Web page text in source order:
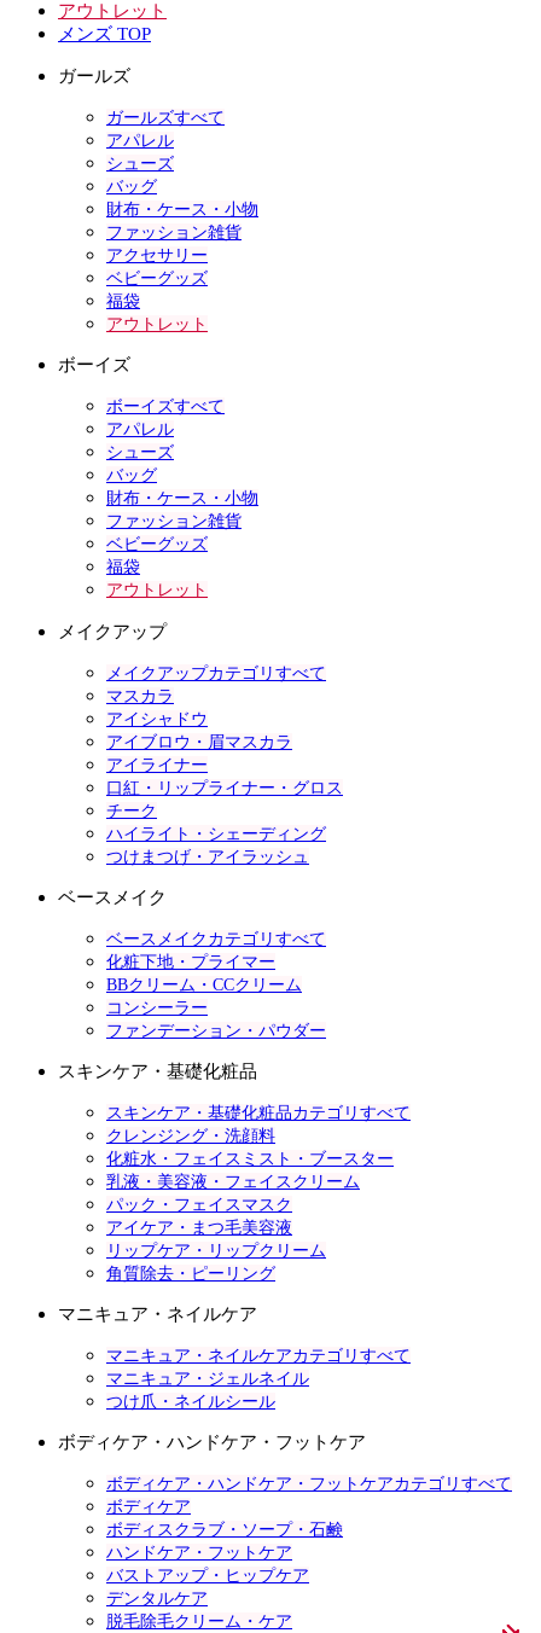
アウトレット
メンズ TOP
ガールズ
ガールズすべて
アパレル
シューズ
バッグ
財布・ケース・小物
ファッション雑貨
アクセサリー
ベビーグッズ
福袋
アウトレット
ボーイズ
ボーイズすべて
アパレル
シューズ
バッグ
財布・ケース・小物
ファッション雑貨
ベビーグッズ
福袋
アウトレット
メイクアップ
メイクアップカテゴリすべて
マスカラ
アイシャドウ
アイブロウ・眉マスカラ
アイライナー
口紅・リップライナー・グロス
チーク
ハイライト・シェーディング
つけまつげ・アイラッシュ
ベースメイク
ベースメイクカテゴリすべて
化粧下地・プライマー
BBクリーム・CCクリーム
コンシーラー
ファンデーション・パウダー
スキンケア・基礎化粧品
スキンケア・基礎化粧品カテゴリすべて
クレンジング・洗顔料
化粧水・フェイスミスト・ブースター
乳液・美容液・フェイスクリーム
パック・フェイスマスク
アイケア・まつ毛美容液
リップケア・リップクリーム
角質除去・ピーリング
マニキュア・ネイルケア
マニキュア・ネイルケアカテゴリすべて
マニキュア・ジェルネイル
つけ爪・ネイルシール
ボディケア・ハンドケア・フットケア
ボディケア・ハンドケア・フットケアカテゴリすべて
ボディケア
ボディスクラブ・ソープ・石鹸
ハンドケア・フットケア
バストアップ・ヒップケア
デンタルケア
脱毛除毛クリーム・ケア